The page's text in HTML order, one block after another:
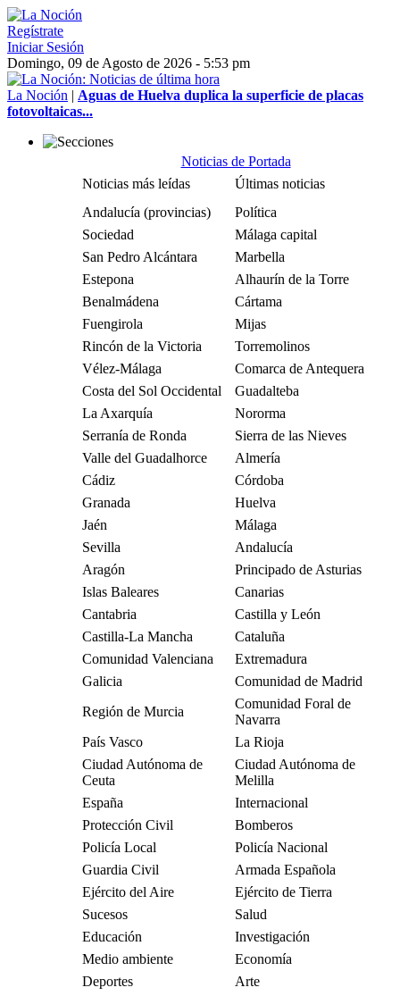
Regístrate
Iniciar Sesión
Domingo, 09 de Agosto de 2026 - 5:53 pm
La Noción | Aguas de Huelva duplica la superficie de placas
fotovoltaicas...
Noticias de Portada
Noticias más leídas
Últimas noticias
Andalucía (provincias)
Política
Sociedad
Málaga capital
San Pedro Alcántara
Marbella
Estepona
Alhaurín de la Torre
Benalmádena
Cártama
Fuengirola
Mijas
Rincón de la Victoria
Torremolinos
Vélez-Málaga
Comarca de Antequera
Costa del Sol Occidental
Guadalteba
La Axarquía
Nororma
Serranía de Ronda
Sierra de las Nieves
Valle del Guadalhorce
Almería
Cádiz
Córdoba
Granada
Huelva
Jaén
Málaga
Sevilla
Andalucía
Aragón
Principado de Asturias
Islas Baleares
Canarias
Cantabria
Castilla y León
Castilla-La Mancha
Cataluña
Comunidad Valenciana
Extremadura
Galicia
Comunidad de Madrid
Región de Murcia
Comunidad Foral de
Navarra
País Vasco
La Rioja
Ciudad Autónoma de
Ceuta
Ciudad Autónoma de
Melilla
España
Internacional
Protección Civil
Bomberos
Policía Local
Policía Nacional
Guardia Civil
Armada Española
Ejército del Aire
Ejército de Tierra
Sucesos
Salud
Educación
Investigación
Medio ambiente
Economía
Deportes
Arte